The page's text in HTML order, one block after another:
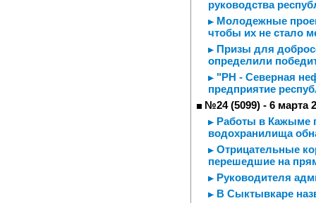
руководства
Молодежные
чтобы их не стало
Призы для
определили
"РН - Северная
предприятие
№24 (5099) - 6 марта
Работы в Кажыме
водохранилища
Отрицательные
перешедшие на
Руководителя
В Сыктывкаре